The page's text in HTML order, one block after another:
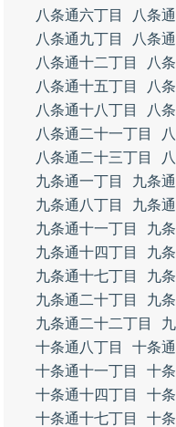
八条通六丁目
八条
八条通九丁目
八条
八条通十二丁目
八
八条通十五丁目
八
八条通十八丁目
八
八条通二十一丁目
八条通二十三丁目
九条通一丁目
九条
九条通八丁目
九条
九条通十一丁目
九
九条通十四丁目
九
九条通十七丁目
九
九条通二十丁目
九
九条通二十二丁目
十条通八丁目
十条
十条通十一丁目
十
十条通十四丁目
十
十条通十七丁目
十